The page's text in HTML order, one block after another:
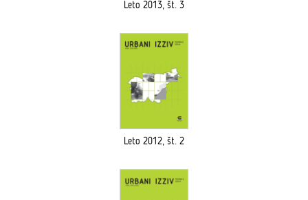
Leto 2013, št. 3
Leto 2012, št. 2